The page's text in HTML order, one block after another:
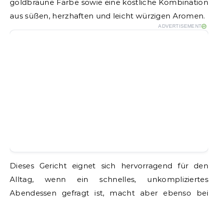
goldbraune Farbe sowie eine köstliche Kombination
aus süßen, herzhaften und leicht würzigen Aromen.
ADVERTISEMENT
Dieses Gericht eignet sich hervorragend für den
Alltag, wenn ein schnelles, unkompliziertes
Abendessen gefragt ist, macht aber ebenso bei